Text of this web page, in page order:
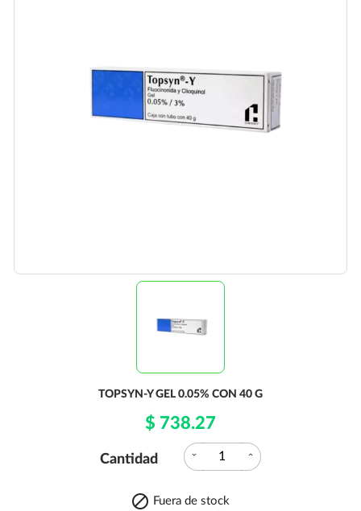
TOPSYN-Y GEL 0.05% CON 40 G
$ 738.27
Cantidad expand_more expand_less
 Fuera de stock